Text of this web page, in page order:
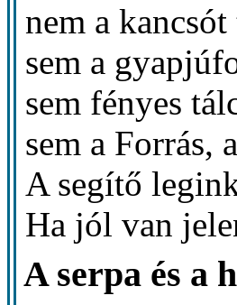
nem a
sem a
sem fényes
sem a Forrás,
A segítő
Ha jól van
A serpa és a